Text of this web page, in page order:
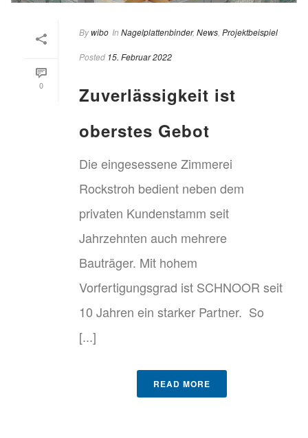
0
Bywibo In Nagelplattenbinder, News Projektbeispiel
Posted 15. Februar 2022
Zuverlässigkeit ist
oberstes Gebot
Die eingesessene Zimmerei
Rockstroh bedient neben dem
privaten Kundenstamm seit
Jahrzehnten auch mehrere
Bauträger. Mit hohem
Vorfertigungsgrad ist SCHNOOR seit
10 Jahren ein starker Partner. So
[...]
READ MORE